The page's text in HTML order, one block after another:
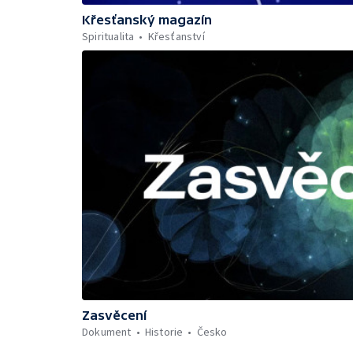
Křesťanský magazín
Spiritualita
Křesťanství
Zasvěcení
Dokument
Historie Česko